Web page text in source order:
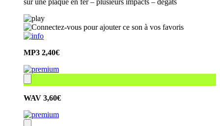
sur une plaque en fer – plusieurs impacts – dégâts
MP3 2,40€
WAV 3,60€